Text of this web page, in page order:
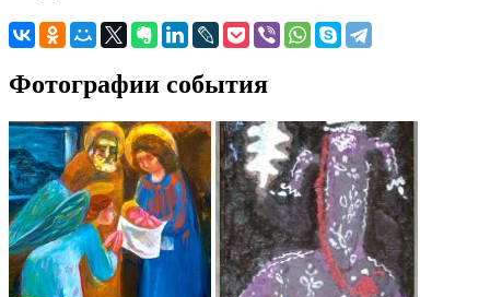
Фотографии события